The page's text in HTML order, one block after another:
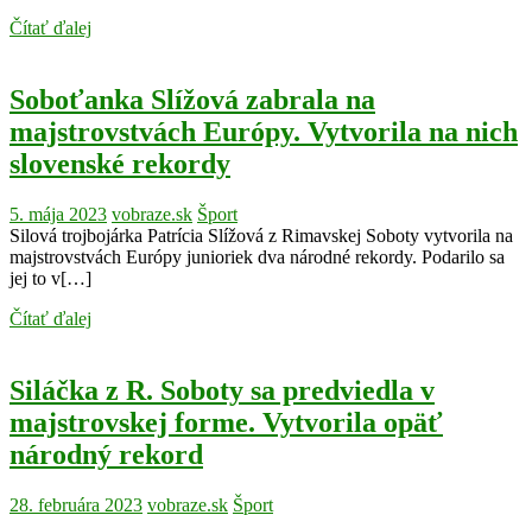
Čítať ďalej
Soboťanka Slížová zabrala na
majstrovstvách Európy. Vytvorila na nich
slovenské rekordy
5. mája 2023 vobraze.sk Šport
Silová trojbojárka Patrícia Slížová z Rimavskej Soboty vytvorila na
majstrovstvách Európy junioriek dva národné rekordy. Podarilo sa
jej to v[…]
Čítať ďalej
Siláčka z R. Soboty sa predviedla v
majstrovskej forme. Vytvorila opäť
národný rekord
28. februára 2023 vobraze.sk Šport